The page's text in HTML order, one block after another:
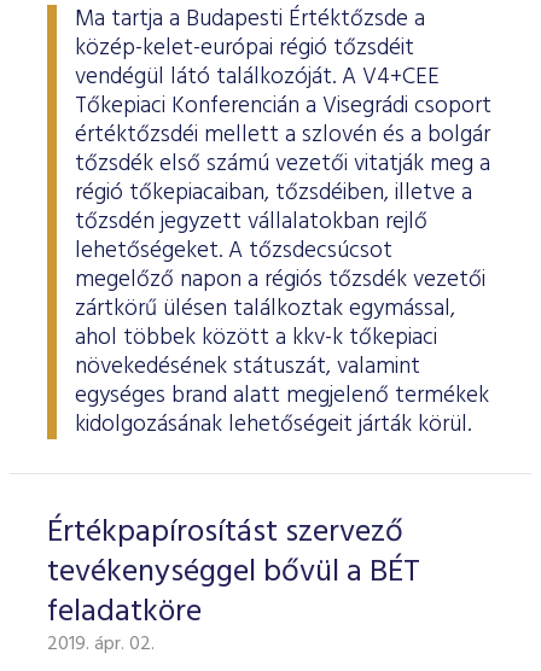
Ma tartja a Budapesti Értéktőzsde a
közép-kelet-európai régió tőzsdéit
vendégül látó találkozóját. A V4+CEE
Tőkepiaci Konferencián a Visegrádi csoport
értéktőzsdéi mellett a szlovén és a bolgár
tőzsdék első számú vezetői vitatják meg a
régió tőkepiacaiban, tőzsdéiben, illetve a
tőzsdén jegyzett vállalatokban rejlő
lehetőségeket. A tőzsdecsúcsot
megelőző napon a régiós tőzsdék vezetői
zártkörű ülésen találkoztak egymással,
ahol többek között a kkv-k tőkepiaci
növekedésének státuszát, valamint
egységes brand alatt megjelenő termékek
kidolgozásának lehetőségeit járták körül.
Értékpapírosítást szervező
tevékenységgel bővül a BÉT
feladatköre
2019. ápr. 02.